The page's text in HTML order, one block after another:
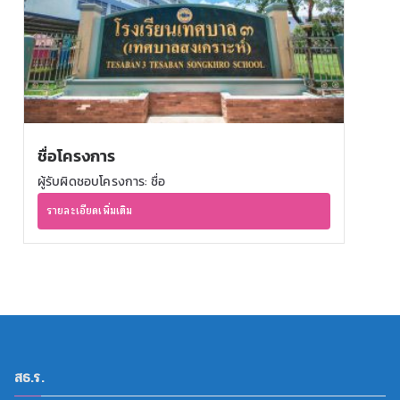
ชื่อโครงการ
ผู้รับผิดชอบโครงการ: ชื่อ
รายละเอียดเพิ่มเติม
สธ.ร.